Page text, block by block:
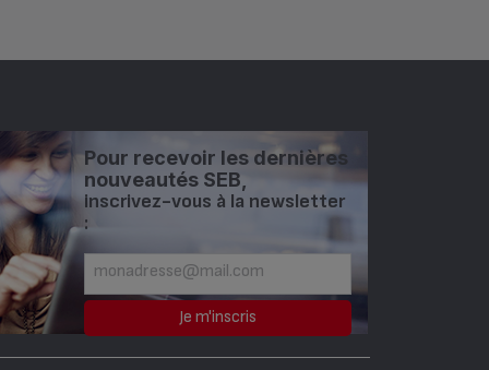
Pour recevoir les dernières
nouveautés SEB,
inscrivez-vous à la newsletter
: